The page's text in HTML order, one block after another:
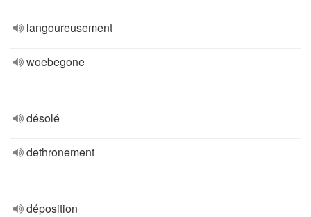
langoureusement
woebegone
désolé
dethronement
déposition